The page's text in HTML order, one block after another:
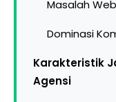
Masalah
Dominasi
Karakteristik
Agensi